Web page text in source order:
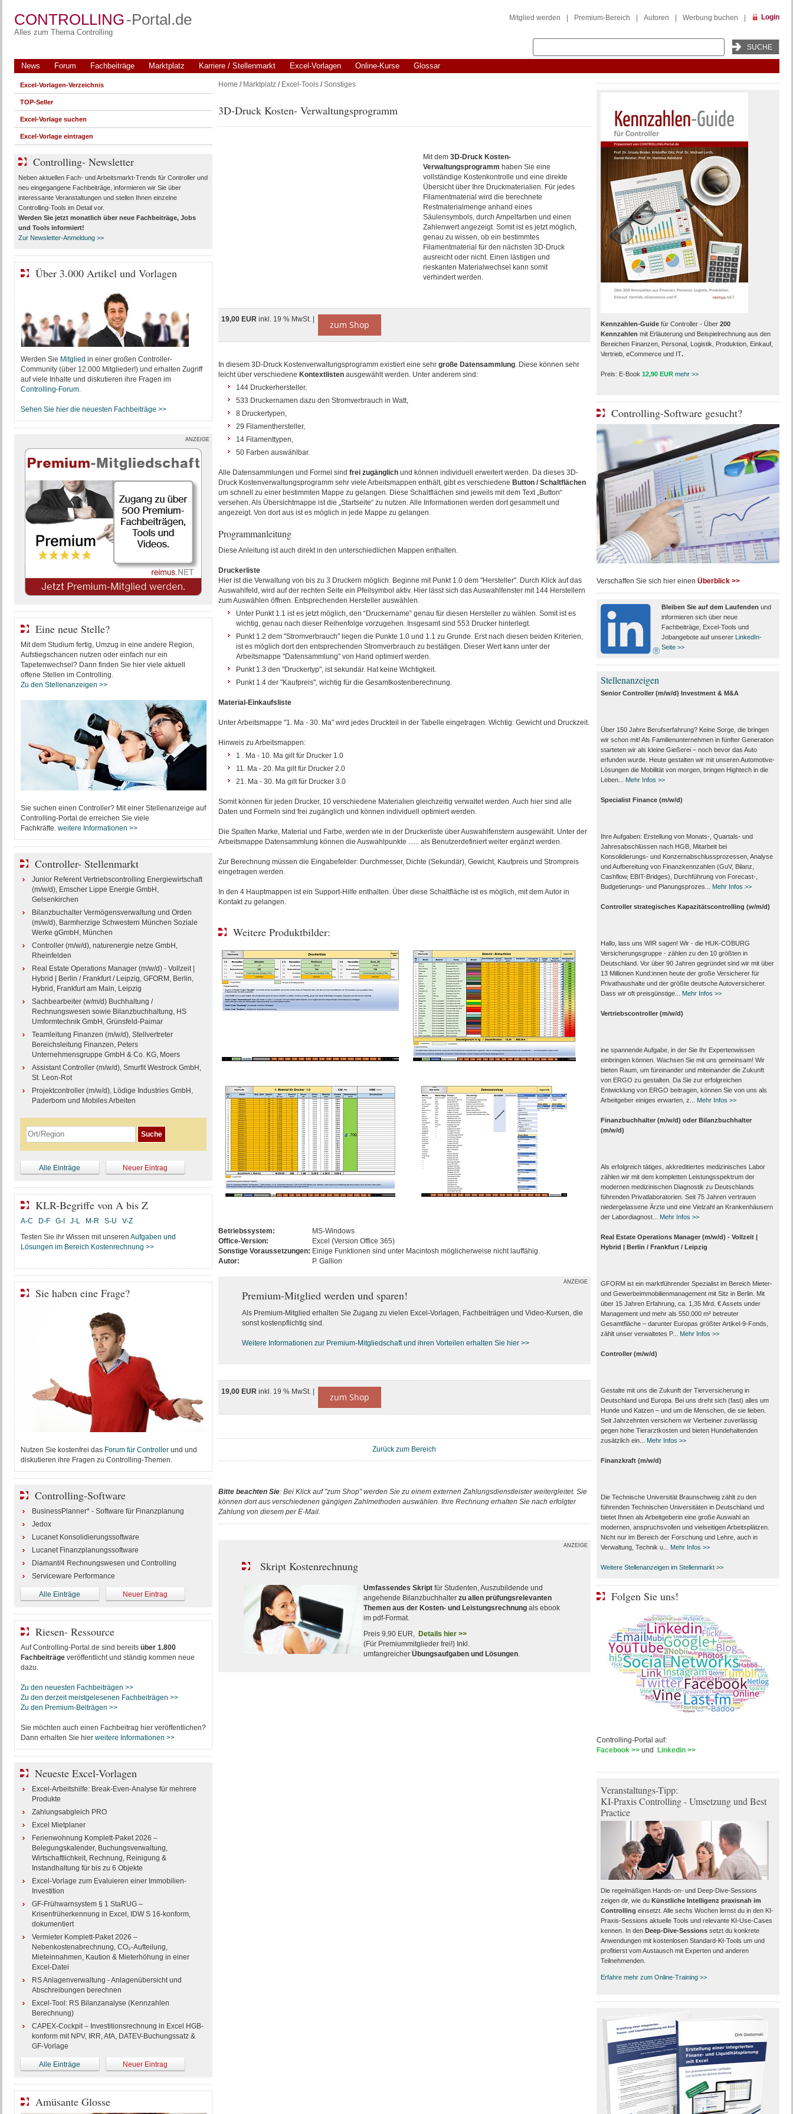
CONTROLLING-Portal.de
Alles zum Thema Controlling
Mitglied werden Premium-Bereich Autoren Werbung buchen Login
News Forum Fachbeiträge Marktplatz Karriere / Stellenmarkt Excel-Vorlagen Online-Kurse Glossar
Home / Marktplatz/ Excel-Tools/Sonstiges
3D-Druck Kosten- Verwaltungsprogramm
Mit dem 3D-Druck Kosten-
Verwaltungsprogramm haben Sie eine
vollständige Kostenkontrolle und eine direkte
Übersicht über Ihre Druckmaterialien. Für jedes
Filamentmaterial wird die berechnete
Restmaterialmenge anhand eines
Säulensymbols, durch Ampelfarben und einen
Zahlenwert angezeigt. Somit ist es jetzt möglich,
genau zu wissen, ob ein bestimmtes
Filamentmaterial für den nächsten 3D-Druck
ausreicht oder nicht. Einen lästigen und
rieskanten Materialwechsel kann somit
verhindert werden.
19,00 EUR inkl. 19 % MwSt. | zum Shop
In diesem 3D-Druck Kostenverwaltungsprogramm existiert eine sehr große Datensammlung. Diese können sehr
leicht über verschiedene Kontextlistenausgewählt werden. Unter anderem sind:
144 Druckerhersteller,
533 Druckernamen dazu den Stromverbrauch in Watt,
8 Druckertypen,
29 Filamenthersteller,
14 Filamenttypen,
50 Farben auswählbar.
Alle Datensammlungen und Formel sind frei zugänglichund können individuell erweitert werden. Da dieses 3D-
Druck Kostenverwaltungsprogramm sehr viele Arbeitsmappen enthält, gibt es verschiedene Button / Schaltflächen
um schnell zu einer bestimmten Mappe zu gelangen. Diese Schaltflächen sind jeweils mit dem Text „Button“
versehen. Als Übersichtmappe ist die „Startseite“ zu nutzen. Alle Informationen werden dort gesammelt und
angezeigt. Von dort aus ist es möglich in jede Mappe zu gelangen.
Programmanleitung
Diese Anleitung ist auch direkt in den unterschiedlichen Mappen enthalten.
Druckerliste
Hier ist die Verwaltung von bis zu 3 Druckern möglich. Beginne mit Punkt 1.0 dem "Hersteller". Durch Klick auf das
Auswahlfeld, wird auf der rechten Seite ein Pfeilsymbol aktiv. Hier lässt sich das Auswahlfenster mit 144 Herstellern
zum Auswählen öffnen. Entsprechenden Hersteller auswählen.
Unter Punkt 1.1 ist es jetzt möglich, den “Druckername“ genau für diesen Hersteller zu wählen. Somit ist es
wichtig, genau nach dieser Reihenfolge vorzugehen. Insgesamt sind 553 Drucker hinterlegt.
Punkt 1.2 dem "Stromverbrauch" liegen die Punkte 1.0 und 1.1 zu Grunde. Erst nach diesen beiden Kriterien,
ist es möglich dort den entsprechenden Stromverbrauch zu bestätigen. Dieser Wert kann unter der
Arbeitsmappe "Datensammlung" von Hand optimiert werden.
Punkt 1.3 den "Druckertyp", ist sekundär. Hat keine Wichtigkeit.
Punkt 1.4 der "Kaufpreis", wichtig für die Gesamtkostenberechnung.
Material-Einkaufsliste
Unter Arbeitsmappe "1. Ma - 30. Ma" wird jedes Druckteil in der Tabelle eingetragen. Wichtig: Gewicht und Druckzeit.
Hinweis zu Arbeitsmappen:
1 . Ma - 10. Ma gilt für Drucker 1.0
11. Ma - 20. Ma gilt für Drucker 2.0
21. Ma - 30. Ma gilt für Drucker 3.0
Somit können für jeden Drucker, 10 verschiedene Materialien gleichzeitig verwaltet werden. Auch hier sind alle
Daten und Formeln sind frei zugänglich und können individuell optimiert werden.
Die Spalten Marke, Material und Farbe, werden wie in der Druckerliste über Auswahlfenstern ausgewählt. Unter der
Arbeitsmappe Datensammlung können die Auswahlpunkte ...... als Benutzerdefiniert weiter ergänzt werden.
Zur Berechnung müssen die Eingabefelder: Durchmesser, Dichte (Sekundär), Gewicht, Kaufpreis und Strompreis
eingetragen werden.
In den 4 Hauptmappen ist ein Support-Hilfe enthalten. Über diese Schaltfläche ist es möglich, mit dem Autor in
Kontakt zu gelangen.
Weitere Produktbilder:
Betriebssystem:
MS-Windows
Office-Version:
Excel (Version Office 365)
Sonstige Voraussetzungen: Einige Funktionen sind unter Macintosh möglicherweise nicht lauffähig.
Autor:
P. Gallion
ANZEIGE
Premium-Mitglied werden und sparen!
Als Premium-Mitglied erhalten Sie Zugang zu vielen Excel-Vorlagen, Fachbeiträgen und Video-Kursen, die
sonst kostenpflichtig sind.
Weitere Informationen zur Premium-Mitgliedschaft und ihren Vorteilen erhalten Sie hier >>
19,00 EUR inkl. 19 % MwSt. | zum Shop
Zurück zum Bereich
Bitte beachten Sie: Bei Klick auf "zum Shop" werden Sie zu einem externen Zahlungsdienstleister weitergleitet. Sie
können dort aus verschiedenen gängigen Zahlmethoden auswählen. Ihre Rechnung erhalten Sie nach erfolgter
Zahlung von diesem per E-Mail.
ANZEIGE
Skript Kostenrechnung
Umfassendes Skriptfür Studenten, Auszubildende und
angehende Bilanzbuchhalter zu allen prüfungsrelevanten
Themen aus der Kosten- und Leistungsrechnungals ebook
im pdf-Format.
Preis 9,90 EUR, Details hier >>
(Für Premiummitglieder frei!) Inkl.
umfangreicher Übungsaufgaben und Lösungen.
Excel-Vorlagen-Verzeichnis
TOP-Seller
Excel-Vorlage suchen
Excel-Vorlage eintragen
Controlling- Newsletter
Neben aktuellen Fach- und Arbeitsmarkt-Trends für Controller und
neu eingegangene Fachbeiträge, informieren wir Sie über
interessante Veranstaltungen und stellen Ihnen einzelne
Controlling-Tools im Detail vor.
Werden Sie jetzt monatlich über neue Fachbeiträge, Jobs
und Toolsinformiert!
Zur Newsletter-Anmeldung >>
Über 3.000 Artikel und Vorlagen
Werden Sie Mitglied in einer großen Controller-
Community (über 12.000 Mitglieder!) und erhalten Zugriff
auf viele Inhalte und diskutieren ihre Fragen im
Controlling-Forum.
Sehen Sie hier die neuesten Fachbeiträge >>
ANZEIGE
Eine neue Stelle?
Mit dem Studium fertig, Umzug in eine andere Region,
Aufstiegschancen nutzen oder einfach nur ein
Tapetenwechsel? Dann finden Sie hier viele aktuell
offene Stellen im Controlling.
Zu den Stellenanzeigen >>
Sie suchen einen Controller? Mit einer Stellenanzeige auf
Controlling-Portal.de erreichen Sie viele
Fachkräfte. weitere Informationen >>
Controller- Stellenmarkt
Junior Referent Vertriebscontrolling Energiewirtschaft
(m/w/d), Emscher Lippe Energie GmbH,
Gelsenkirchen
Bilanzbuchalter Vermögensverwaltung und Orden
(m/w/d), Barmherzige Schwestern München Soziale
Werke gGmbH, München
Controller (m/w/d), naturenergie netze GmbH,
Rheinfelden
Real Estate Operations Manager (m/w/d) - Vollzeit |
Hybrid | Berlin / Frankfurt / Leipzig, GFORM, Berlin,
Hybrid, Frankfurt am Main, Leipzig
Sachbearbeiter (w/m/d) Buchhaltung /
Rechnungswesen sowie Bilanzbuchhaltung, HS
Umformtechnik GmbH, Grünsfeld-Paimar
Teamleitung Finanzen (m/w/d), Stellvertreter
Bereichsleitung Finanzen, Peters
Unternehmensgruppe GmbH & Co. KG, Moers
Assistant Controller (m/w/d), Smurfit Westrock GmbH,
St. Leon-Rot
Projektcontroller (m/w/d), Lödige Industries GmbH,
Paderborn und Mobiles Arbeiten
Alle Einträge Neuer Eintrag
KLR-Begriffe von A bis Z
A-C D-F G-I J-L M-R S-U
V-Z
Testen Sie ihr Wissen mit unseren Aufgaben und
Lösungen im Bereich Kostenrechnung >>
Sie haben eine Frage?
Nutzen Sie kostenfrei das Forum für Controllerund und
diskutieren ihre Fragen zu Controlling-Themen.
Controlling-Software
BusinessPlanner* - Software für Finanzplanung
Jedox
Lucanet Konsolidierungssoftware
Lucanet Finanzplanungssoftware
Diamant/4 Rechnungswesen und Controlling
Serviceware Performance
Alle Einträge Neuer Eintrag
Riesen- Ressource
Auf Controlling-Portal.de sind bereits über 1.800
Fachbeiträgeveröffentlicht und ständig kommen neue
dazu.
Zu den neuesten Fachbeiträgen >>
Zu den derzeit meistgelesenen Fachbeiträgen >>
Zu den Premium-Beiträgen >>
Sie möchten auch einen Fachbeitrag hier veröffentlichen?
Dann erhalten Sie hier weitere Informationen >>
Neueste Excel-Vorlagen
Excel-Arbeitshilfe: Break-Even-Analyse für mehrere
Produkte
Zahlungsabgleich PRO
Excel Mietplaner
Ferienwohnung Komplett-Paket 2026 –
Belegungskalender, Buchungsverwaltung,
Wirtschaftlichkeit, Rechnung, Reinigung &
Instandhaltung für bis zu 6 Objekte
Excel-Vorlage zum Evaluieren einer Immobilien-
Investition
GF-Frühwarnsystem § 1 StaRUG –
Krisenfrüherkennung in Excel, IDW S 16-konform,
dokumentiert
Vermieter Komplett-Paket 2026 –
Nebenkostenabrechnung, CO₂-Aufteilung,
Mieteinnahmen, Kaution & Mieterhöhung in einer
Excel-Datei
RS Anlagenverwaltung - Anlagenübersicht und
Abschreibungen berechnen
Excel-Tool: RS Bilanzanalyse (Kennzahlen
Berechnung)
CAPEX-Cockpit – Investitionsrechnung in Excel HGB-
konform mit NPV, IRR, AfA, DATEV-Buchungssatz &
GF-Vorlage
Alle Einträge Neuer Eintrag
Amüsante Glosse
Kennzahlen-Guidefür Controller - Über 200
Kennzahlen mit Erläuterung und Beispielrechnung aus den
Bereichen Finanzen, Personal, Logistik, Produktion, Einkauf,
Vertrieb, eCommerce und IT.
Preis: E-Book 12,90 EUR mehr >>
Controlling-Software gesucht?
Verschaffen Sie sich hier einen Überblick >>
Bleiben Sie auf dem Laufenden und
informieren sich über neue
Fachbeiträge, Excel-Tools und
Jobangebote auf unserer LinkedIn-
Seite >>
Stellenanzeigen
Senior Controller (m/w/d) Investment & M&A
Über 150 Jahre Berufserfahrung? Keine Sorge, die bringen
wir schon mit! Als Familienunternehmen in fünfter Generation
starteten wir als kleine Gießerei – noch bevor das Auto
erfunden wurde. Heute gestalten wir mit unseren Automotive-
Lösungen die Mobilität von morgen, bringen Hightech in die
Leben...
Mehr Infos >>
Specialist Finance (m/w/d)
Ihre Aufgaben: Erstellung von Monats‑, Quartals‑ und
Jahresabschlüssen nach HGB, Mitarbeit bei
Konsolidierungs‑ und Konzernabschlussprozessen, Analyse
und Aufbereitung von Finanzkennzahlen (GuV, Bilanz,
Cashflow, EBIT-Bridges), Durchführung von Forecast‑,
Budgetierungs‑ und Planungsprozes...
Mehr Infos >>
Controller strategisches Kapazitätscontrolling (w/m/d)
Hallo, lass uns WIR sagen! Wir - die HUK-COBURG
Versicherungsgruppe - zählen zu den 10 größten in
Deutschland. Vor über 90 Jahren gegründet sind wir mit über
13 Millionen Kund:innen heute der große Versicherer für
Privathaushalte und der größte deutsche Autoversicherer.
Dass wir oft preisgünstige...
Mehr Infos >>
Vertriebscontroller (m/w/d)
ine spannende Aufgabe, in der Sie Ihr Expertenwissen
einbringen können. Wachsen Sie mit uns gemeinsam! Wir
bieten Raum, um füreinander und miteinander die Zukunft
von ERGO zu gestalten. Da Sie zur erfolgreichen
Entwicklung von ERGO beitragen, können Sie von uns als
Arbeitgeber einiges erwarten, z...
Mehr Infos >>
Finanzbuchhalter (m/w/d) oder Bilanzbuchhalter
(m/w/d)
Als erfolgreich tätiges, akkreditiertes medizinisches Labor
zählen wir mit dem kompletten Leistungs­spektrum der
modernen medizinischen Diagnostik zu Deutschlands
führenden Privat­laboratorien. Seit 75 Jahren vertrauen
nieder­gelassene Ärzte und eine Vielzahl an Kranken­häusern
der Labor­diagnost...
Mehr Infos >>
Real Estate Operations Manager (m/w/d) - Vollzeit |
Hybrid | Berlin / Frankfurt / Leipzig
GFORM ist ein marktführender Spezialist im Bereich Mieter-
und Gewerbeimmobilienmanagement mit Sitz in Berlin. Mit
über 15 Jahren Erfahrung, ca. 1,35 Mrd. € Assets under
Management und mehr als 550.000 m² betreuter
Gesamtfläche – darunter Europas größter Artikel-9-Fonds,
zählt unser verwaltetes P...
Mehr Infos >>
Controller (m/w/d)
Gestalte mit uns die Zukunft der Tierversicherung in
Deutschland und Europa. Bei uns dreht sich (fast) alles um
Hunde und Katzen – und um die Menschen, die sie lieben.
Seit Jahrzehnten versichern wir Vierbeiner zuverlässig
gegen hohe Tierarztkosten und bieten Hundehaltenden
zusätzlich ein...
Mehr Infos >>
Finanzkraft (m/w/d)
Die Technische Universität Braunschweig zählt zu den
führenden Technischen Universitäten in Deutschland und
bietet Ihnen als Arbeit­geberin eine große Auswahl an
modernen, anspruchsvollen und vielseitigen Arbeits­plätzen.
Nicht nur im Bereich der Forschung und Lehre, auch in
Verwaltung, Technik u...
Mehr Infos >>
Weitere Stellenanzeigen im Stellenmarkt >>
Folgen Sie uns!
Controlling-Portal auf:
Facebook >>und Linkedin >>
Veranstaltungs-Tipp:
KI-Praxis Controlling - Umsetzung und Best
Practice
Die regelmäßigen Hands-on- und Deep-Dive-Sessions
zeigen dir, wie du Künstliche Intelligenz praxisnah im
Controlling einsetzt. Alle sechs Wochen lernst du in den KI-
Praxis-Sessions aktuelle Tools und relevante KI-Use-Cases
kennen. In den Deep-Dive-Sessionssetzt du konkrete
Anwendungen mit kostenlosen Standard-KI-Tools um und
profitierst vom Austausch mit Experten und anderen
Teilnehmenden.
Erfahre mehr zum Online-Training >>